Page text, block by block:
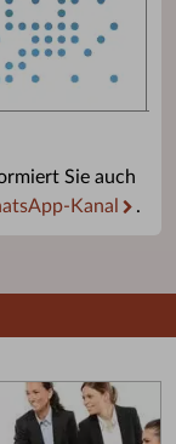
Sie auch
Kanal .